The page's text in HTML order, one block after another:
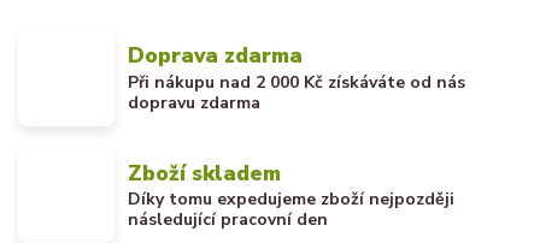
Doprava zdarma
Při nákupu nad 2 000 Kč získáváte od nás
dopravu zdarma
Zboží skladem
Díky tomu expedujeme zboží nejpozději
následující pracovní den